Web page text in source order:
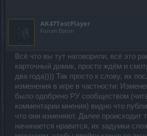
AK47TestPlayer
Forum Baron
Всё что вы тут наговорили, всё это
карточный домик, просто ждём и
два года)))) Так просто к слову, их
изменения в игре в частности:
было одобрено РУ сообществом
комментарии мнения) видно что
что они изменяют. Далее происходит
начинается нравится, их задумки